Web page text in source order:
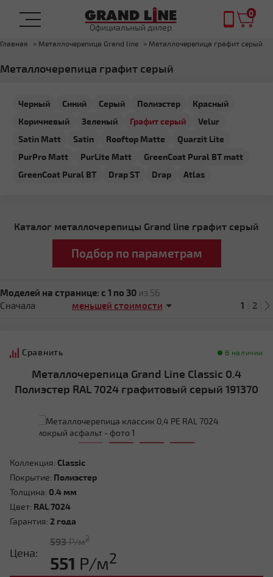
Официальный дилер
0
Главная Металлочерепица Grand line Металлочерепица графит серый
Металлочерепица графит серый
Черный Синий Серый Полиэстер
Красный
Коричневый
Зеленый Графит серый
Velur
Satin Matt
Satin Rooftop Matte
Quarzit Lite
PurPro Matt
PurLite Matt
GreenCoat Pural BT matt
GreenCoat Pural BT
Drap ST Drap Atlas
Каталог металлочерепицы Grand line графит серый
Подбор по параметрам
Моделей на странице: c 1 по 30 из 56
Сначала
1 2
Сравнить В наличии
Металлочерепица Grand Line Classic 0.4
Полиэстер RAL 7024 графитовый серый 191370
Коллекция: Classic
Покрытие: Полиэстер
Толщина: 0.4 мм
Цвет: RAL 7024
Гарантия: 2 года
Цена:
593Р/м2
551 Р/м2